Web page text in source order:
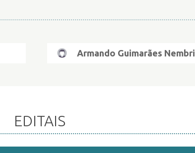
Armando Guimarães Nembri
EDITAIS